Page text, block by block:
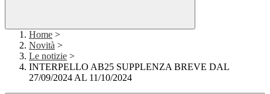
Home >
Novità >
Le notizie >
INTERPELLO AB25 SUPPLENZA BREVE DAL
27/09/2024 AL 11/10/2024